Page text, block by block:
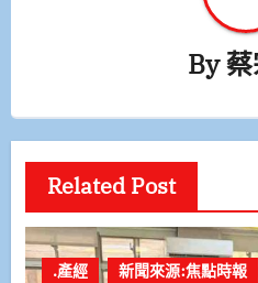
By
Related Post
.產經 新聞來源:焦點時報